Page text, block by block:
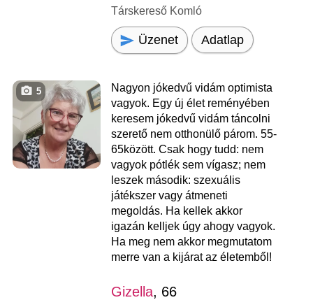
Társkereső Komló
Üzenet Adatlap
5
Nagyon jókedvű vidám optimista
vagyok. Egy új élet reményében
keresem jókedvű vidám táncolni
szerető nem otthonülő párom. 55-
65között. Csak hogy tudd: nem
vagyok pótlék sem vígasz; nem
leszek második: szexuális
játékszer vagy átmeneti
megoldás. Ha kellek akkor
igazán kelljek úgy ahogy vagyok.
Ha meg nem akkor megmutatom
merre van a kijárat az életemből!
Gizella, 66